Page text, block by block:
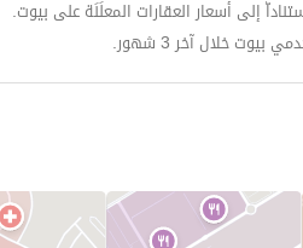
إلى أسعار العقارات المعلَنَة على بيوت.
خلال آخر 3 شهور.